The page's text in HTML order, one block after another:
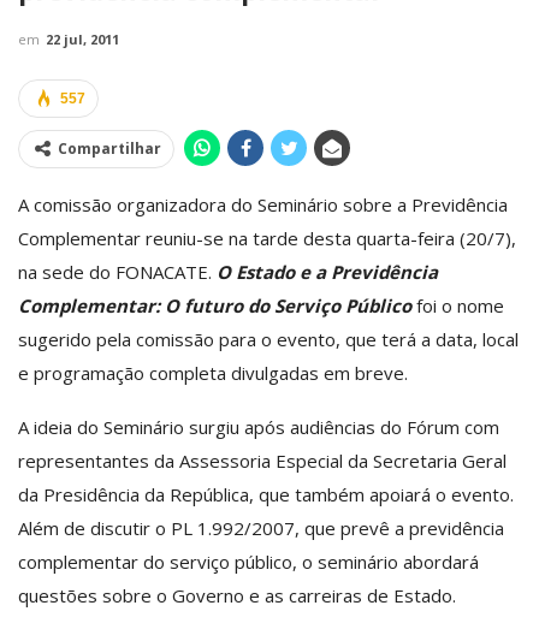
em 22 jul, 2011
557
Compartilhar
A comissão organizadora do Seminário sobre a Previdência
Complementar reuniu-se na tarde desta quarta-feira (20/7),
na sede do FONACATE. O Estado e a Previdência
Complementar: O futuro do Serviço Públicofoi o nome
sugerido pela comissão para o evento, que terá a data, local
e programação completa divulgadas em breve.
A ideia do Seminário surgiu após audiências do Fórum com
representantes da Assessoria Especial da Secretaria Geral
da Presidência da República, que também apoiará o evento.
Além de discutir o PL 1.992/2007, que prevê a previdência
complementar do serviço público, o seminário abordará
questões sobre o Governo e as carreiras de Estado.